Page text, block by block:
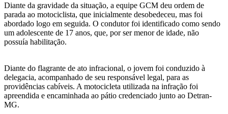
Diante da gravidade da situação, a equipe GCM deu ordem de
parada ao motociclista, que inicialmente desobedeceu, mas foi
abordado logo em seguida. O condutor foi identificado como sendo
um adolescente de 17 anos, que, por ser menor de idade, não
possuía habilitação.
Diante do flagrante de ato infracional, o jovem foi conduzido à
delegacia, acompanhado de seu responsável legal, para as
providências cabíveis. A motocicleta utilizada na infração foi
apreendida e encaminhada ao pátio credenciado junto ao Detran-
MG.